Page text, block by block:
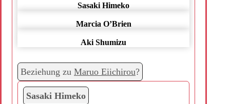
Sasaki Himeko
Marcia O’Brien
Aki Shumizu
Beziehung zu Maruo Eiichirou?
Sasaki Himeko